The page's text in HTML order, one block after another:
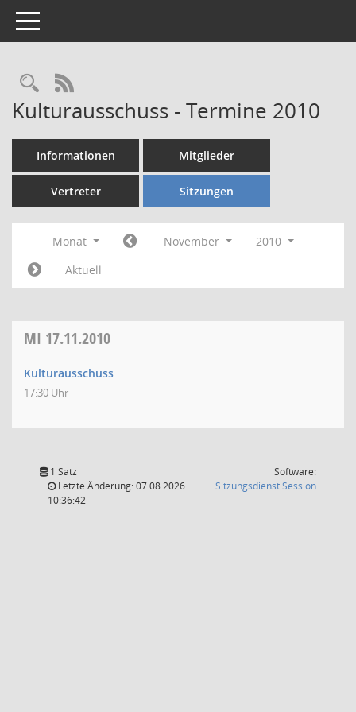
Toggle navigation
Rechercheauswahl
RSS-Feed
Kulturausschuss - Termine 2010
Informationen Mitglieder
Vertreter Sitzungen
Monat November
2010
Aktuell
MI 17.11.2010
Kulturausschuss
17:30 Uhr
1 Satz
Letzte Änderung: 07.08.2026
10:36:42
Software:
SitzungsdienstSession(Wird in